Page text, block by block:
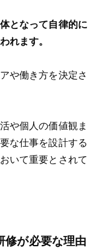
となって自律的に
れます。
や働き方を決定さ
や個人の価値観ま
な仕事を設計する
いて重要とされて
修が必要な理由